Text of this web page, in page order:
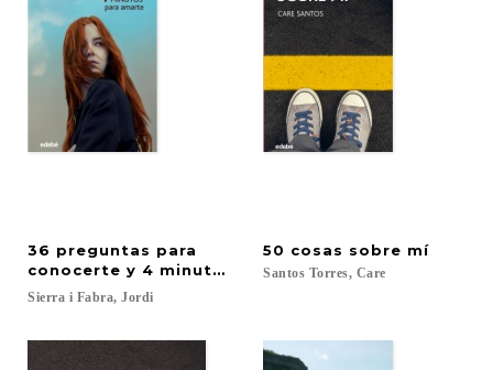
36 preguntas para
conocerte y 4 minutos para amarte
Sierra i Fabra, Jordi
50 cosas sobre mí
Santos Torres, Care